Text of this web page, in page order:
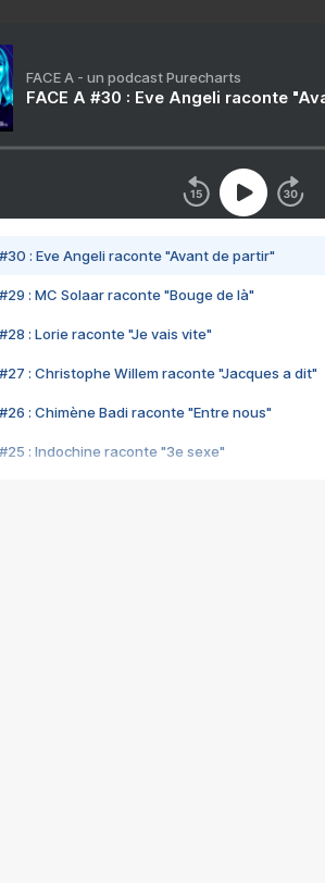
FACE A - un podcast Purecharts
FACE A #30 : Eve Angeli raconte
#30 : Eve Angeli raconte "Avant de partir"
#29 : MC Solaar raconte "Bouge de là"
#28 : Lorie raconte "Je vais vite"
#27 : Christophe Willem raconte "Jacques a dit"
#26 : Chimène Badi raconte "Entre nous"
#25 : Indochine raconte "3e sexe"